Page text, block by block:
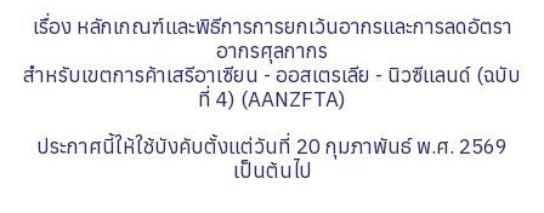
เรื่อง หลักเกณฑ์และพิธีการการยกเว้นอากรและการลดอัตรา
อากรศุลกากร
สำหรับเขตการค้าเสรีอาเซียน - ออสเตรเลีย - นิวซีแลนด์ (ฉบับ
ที่ 4) (AANZFTA)
ประกาศนี้ให้ใช้บังคับตั้งแต่วันที่ 20 กุมภาพันธ์ พ.ศ. 2569
เป็นต้นไป